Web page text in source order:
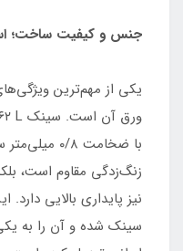
جنس و کیفیت ساخت؛
یکی از مهم‌ترین
با ضخامت ۰/
زنگ‌زدگی مقاوم است،
نیز پایداری بالایی
سینک شده و آن را به